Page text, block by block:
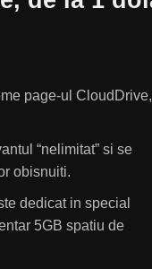
page-ul
“nelimitat” si se
obisnuiti.
dedicat in special
5GB spatiu de